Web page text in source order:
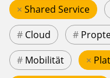
× Shared Service
# Cloud #
# Mobilität ×